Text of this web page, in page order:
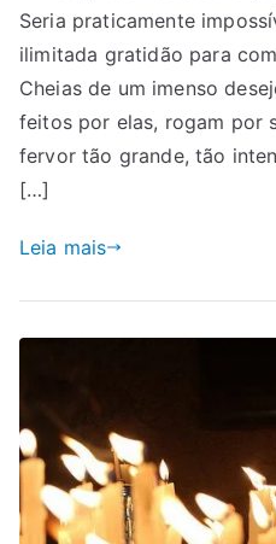
Seria praticamente
ilimitada gratidão para
Cheias de um imenso
feitos por elas, rogam por
fervor tão grande, tão
[…]
Leia mais